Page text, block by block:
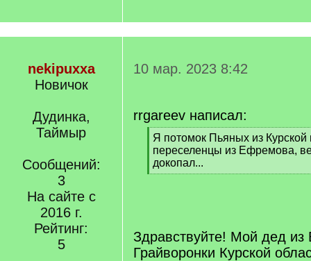
nekipuxxa
Новичок
Дудинка,
Таймыр
Сообщений:
3
На сайте с
2016 г.
Рейтинг:
5
10 мар. 2023 8:42
rrgareev написал:
[
q
]
Я потомок Пьяных из Курской
переселенцы из Ефремова,
докопал...
[
Здравствуйте! Мой дед из
Грайворонки Курской